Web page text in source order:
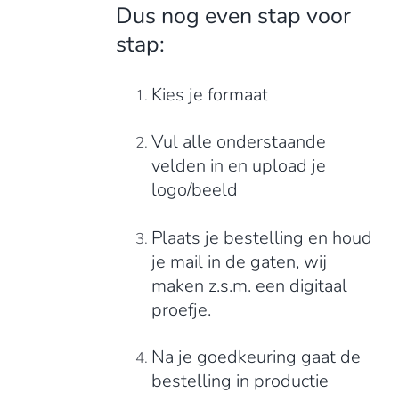
Dus nog even stap voor
stap:
Kies je formaat
Vul alle onderstaande
velden in en upload je
logo/beeld
Plaats je bestelling en houd
je mail in de gaten, wij
maken z.s.m. een digitaal
proefje.
Na je goedkeuring gaat de
bestelling in productie